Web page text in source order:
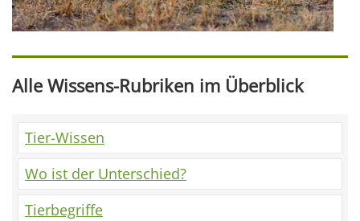
Alle Wissens-Rubriken im Überblick
Tier-Wissen
Wo ist der Unterschied?
Tierbegriffe